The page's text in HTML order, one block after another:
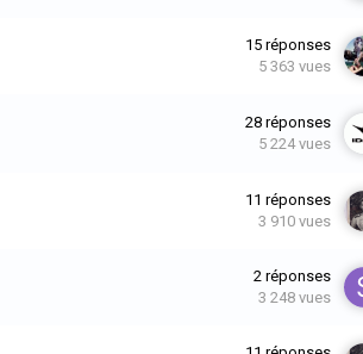
15 réponses
5 363 vues
28 réponses
5 224 vues
11 réponses
3 910 vues
2 réponses
3 248 vues